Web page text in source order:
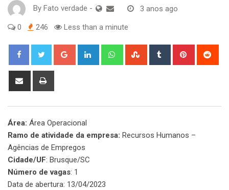
By Fato verdade - 3 anos ago
0 246 Less than a minute
Google+ LinkedIn WhatsappStumbleUpon
Tumblr Pinterest
Share
Área: Área Operacional
Ramo de atividade da empresa: Recursos Humanos –
Agências de Empregos
Cidade/UF: Brusque/SC
Número de vagas: 1
Data de abertura: 13/04/2023